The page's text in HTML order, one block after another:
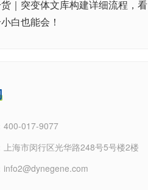
｜突变体文库构建详细流程，看
白也能会！
400-017-9077
上海市闵行区光华路248号5号楼2楼
info2@dynegene.com